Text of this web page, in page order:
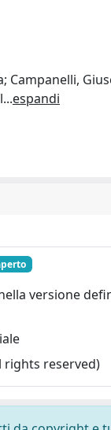
Campanelli,
...espandi
versione
rights reserved)